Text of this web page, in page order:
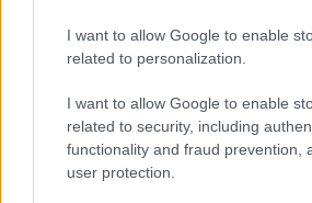
I want to allow Google to enable
related to personalization.
I want to allow Google to enable
related to security, including
functionality and fraud prevention,
user protection.
Διάβασε όλα τατελευταία νέατης
επικαιρότητας. Μάθε για όλους τους